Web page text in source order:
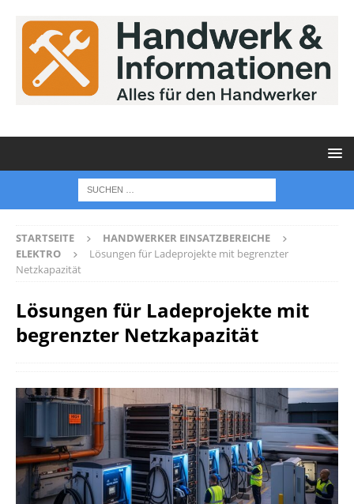
STARTSEITE
HANDWERKER EINSATZBEREICHE
ELEKTRO
Lösungen für Ladeprojekte mit begrenzter
Netzkapazität
Lösungen für Ladeprojekte mit
begrenzter Netzkapazität